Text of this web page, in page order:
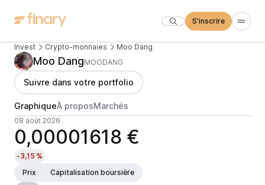
S'inscrire
Invest Crypto-monnaies Moo Dang
Moo DangMOODANG
Suivre dans votre portfolio
GraphiqueÀ proposMarchés
08 août 2026
0,00001618 €
-3,15 %
Prix
Capitalisation boursière